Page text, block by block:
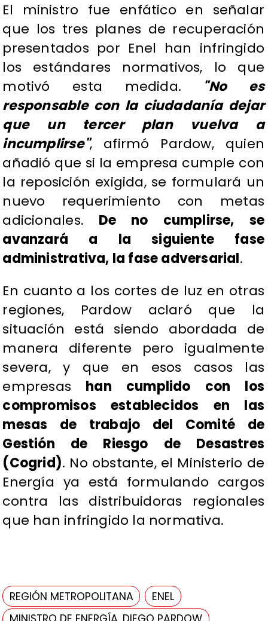
El ministro fue enfático en señalar
que los tres planes de recuperación
presentados por Enel han infringido
los estándares normativos, lo que
motivó esta medida. "No es
responsable con la ciudadanía dejar
que un tercer plan vuelva a
incumplirse", afirmó Pardow, quien
añadió que si la empresa cumple con
la reposición exigida, se formulará un
nuevo requerimiento con metas
adicionales. De no cumplirse, se
avanzará a la siguiente fase
administrativa, la fase adversarial.
En cuanto a los cortes de luz en otras
regiones, Pardow aclaró que la
situación está siendo abordada de
manera diferente pero igualmente
severa, y que en esos casos las
empresas han cumplido con los
compromisos establecidos en las
mesas de trabajo del Comité de
Gestión de Riesgo de Desastres
(Cogrid). No obstante, el Ministerio de
Energía ya está formulando cargos
contra las distribuidoras regionales
que han infringido la normativa.
REGIÓN METROPOLITANA
ENEL